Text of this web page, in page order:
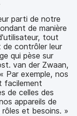
parti de notre
de manière
tout
contrôler leur
qui pèse sur
van der Zwaan,
Par exemple, nos
facilement
de celles des
appareils de
et besoins. »